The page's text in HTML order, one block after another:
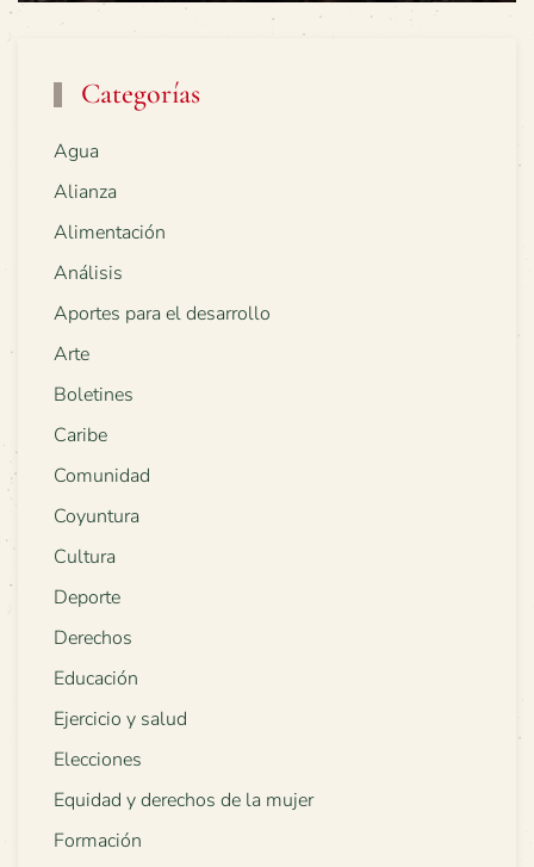
Categorías
Agua
Alianza
Alimentación
Análisis
Aportes para el desarrollo
Arte
Boletines
Caribe
Comunidad
Coyuntura
Cultura
Deporte
Derechos
Educación
Ejercicio y salud
Elecciones
Equidad y derechos de la mujer
Formación